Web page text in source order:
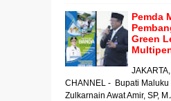
Pemda
Green
CHANNEL - Bupati Maluku
Zulkarnain Awat Amir, SP,